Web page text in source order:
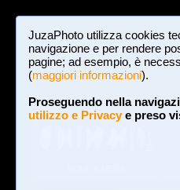
JuzaPhoto utilizza cookies
navigazione e per rendere
pagine; ad esempio, è
(maggiori informazioni).
Proseguendo nella
utilizzo e Privacye preso